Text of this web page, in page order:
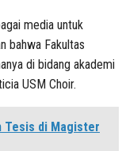
media untuk
bahwa Fakultas
di bidang akademi
USM Choir.
Tesis di Magister